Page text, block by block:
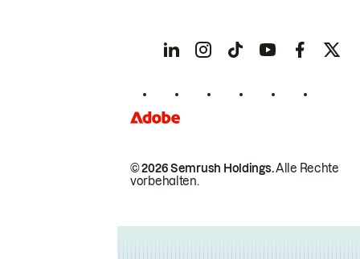
© 2026 Semrush Holdings.Alle Rechte
vorbehalten.